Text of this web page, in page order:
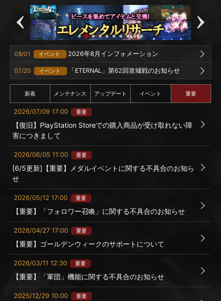
08/01 イベント 2026年8月インフォメーション
07/20 イベント 「ETERNAL」第62回攻城戦のお知らせ
新着 メンテナンス アップデート イベント 重要
2026/07/09 17:00 重要
【復旧】PlayStation Storeでの購入商品が受け取れない障
害につきまして
2026/06/05 11:00 重要
[6/5更新]【重要】メダルイベントに関する不具合のお知ら
せ
2026/05/12 17:00 重要
【重要】「フォロワー召喚」に関する不具合のお知らせ
2026/04/27 17:00 重要
【重要】ゴールデンウィークのサポートについて
2026/03/11 12:30 重要
【重要】「軍団」機能に関する不具合のお知らせ
2025/12/29 10:00 重要